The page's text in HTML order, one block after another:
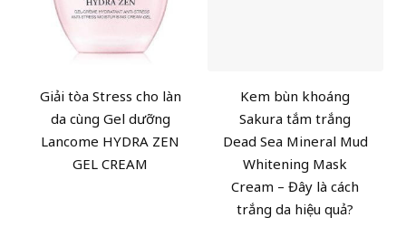
Giải tòa Stress cho làn
da cùng Gel dưỡng
Lancome HYDRA ZEN
GEL CREAM
Kem bùn khoáng
Sakura tắm trắng
Dead Sea Mineral Mud
Whitening Mask
Cream – Đây là cách
trắng da hiệu quả?